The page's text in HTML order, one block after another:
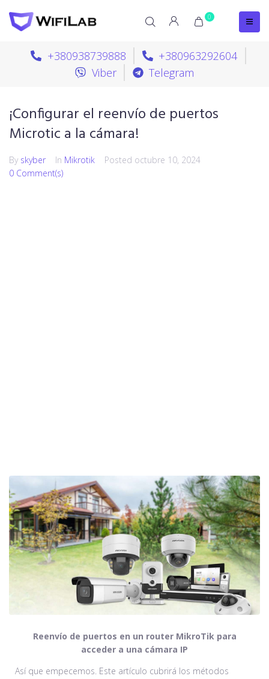
0
+380938739888
+380963292604
Viber
Telegram
¡Configurar el reenvío de puertos
Microtic a la cámara!
By skyber In Mikrotik Posted octubre 10, 2024
0 Comment(s)
Reenvío de puertos en un router MikroTik para
acceder a una cámara IP
Así que empecemos. Este artículo cubrirá los métodos